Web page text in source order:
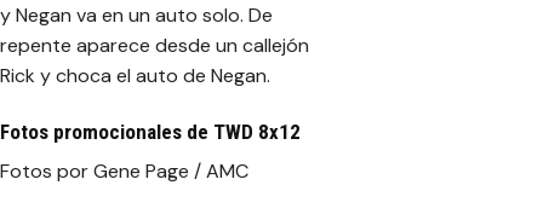
y Negan va en un auto solo. De
repente aparece desde un callejón
Rick y choca el auto de Negan.
Fotos promocionales de TWD 8x12
Fotos por Gene Page / AMC